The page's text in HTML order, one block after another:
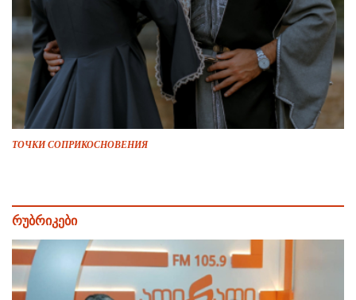
ТОЧКИ СОПРИКОСНОВЕНИЯ
რუბრიკები